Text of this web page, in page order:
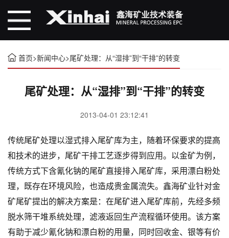
首页>新闻中心>尾矿处理：从“湿排”到“干排”的转变
尾矿处理：从“湿排”到“干排”的转变
2013-04-01 23:12:41
传统尾矿处理以湿式排入尾矿库为主，随着环保要求的提高
和技术的进步，尾矿干排工艺逐步得到应用。以金矿为例，
传统方式下含氰化钠的尾矿直接排入尾矿库，采用漂白粉处
理，既存在环境风险，也造成贵金属流失。鑫海矿业针对金
矿尾矿提出的解决方案是：在尾矿进入尾矿库前，先经多频
脱水筛干堆系统处理，滤液返回生产流程循环使用。该方案
有助于减少氰化钠和漂白粉的用量，同时回收金、银等有价